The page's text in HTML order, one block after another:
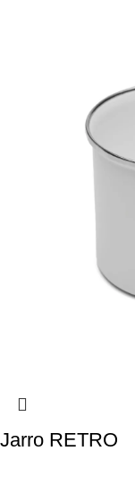
Jarro RETRO